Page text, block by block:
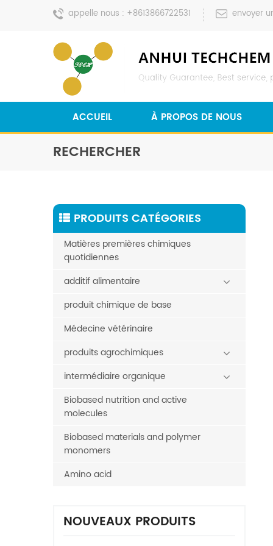
appelle nous : +8613866722531 envoyer
ACCUEIL À PROPOS DE NOUS
RECHERCHER
PRODUITS CATÉGORIES
Matières premières chimiques
quotidiennes
additif alimentaire
produit chimique de base
Médecine vétérinaire
produits agrochimiques
intermédiaire organique
Biobased nutrition and active
molecules
Biobased materials and polymer
monomers
Amino acid
NOUVEAUX PRODUITS